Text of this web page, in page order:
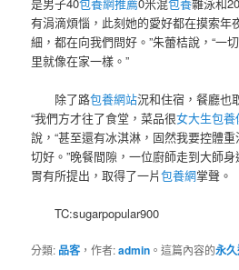
有涓滴煩惱，此刻她的愛好都在摸索年
細，都在向我們問好。”朱蕾桔說，“一
里就像在家一樣。”
除了路包養網站況和住宿，餐廳也
“我們方才往了食堂，菜品很女大生包養
說，“甚至還有冰淇淋，固然我要控體
切好。”晚餐間隙，一位廚師走到大師
胃有所提出，取得了一片包養網掌聲。
TC:sugarpopular900
分類: 品客 ，作者:admin 。這篇內容的永